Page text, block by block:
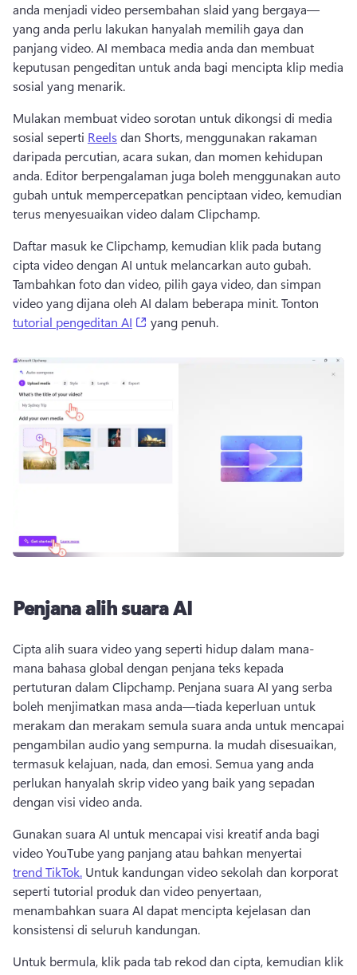
anda menjadi video persembahan slaid yang bergaya—
yang anda perlu lakukan hanyalah memilih gaya dan
panjang video. AI membaca media anda dan membuat
keputusan pengeditan untuk anda bagi mencipta klip media
sosial yang menarik.
Mulakan membuat video sorotan untuk dikongsi di media
sosial seperti Reels dan Shorts, menggunakan rakaman
daripada percutian, acara sukan, dan momen kehidupan
anda. Editor berpengalaman juga boleh menggunakan auto
gubah untuk mempercepatkan penciptaan video, kemudian
terus menyesuaikan video dalam Clipchamp.
Daftar masuk ke Clipchamp, kemudian klik pada butang
cipta video dengan AI untuk melancarkan auto gubah.
Tambahkan foto dan video, pilih gaya video, dan simpan
video yang dijana oleh AI dalam beberapa minit. Tonton
tutorial pengeditan AI
(opens in a new tab)
yang penuh.
Penjana alih suara AI
Cipta alih suara video yang seperti hidup dalam mana-
mana bahasa global dengan penjana teks kepada
pertuturan dalam Clipchamp. Penjana suara AI yang serba
boleh menjimatkan masa anda—tiada keperluan untuk
merakam dan merakam semula suara anda untuk mencapai
pengambilan audio yang sempurna. Ia mudah disesuaikan,
termasuk kelajuan, nada, dan emosi. Semua yang anda
perlukan hanyalah skrip video yang baik yang sepadan
dengan visi video anda.
Gunakan suara AI untuk mencapai visi kreatif anda bagi
video YouTube yang panjang atau bahkan menyertai
trend TikTok. Untuk kandungan video sekolah dan korporat
seperti tutorial produk dan video penyertaan,
menambahkan suara AI dapat mencipta kejelasan dan
konsistensi di seluruh kandungan.
Untuk bermula, klik pada tab rekod dan cipta, kemudian klik